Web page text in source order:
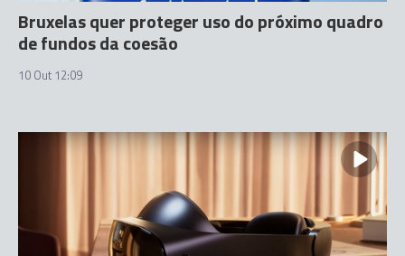
Bruxelas quer proteger uso do próximo quadro
de fundos da coesão
10 Out 12:09